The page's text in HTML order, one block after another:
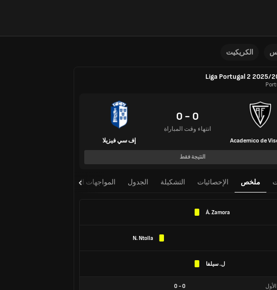
الكريكيت
Liga Portugal 2 2025/
Academico de
0 - 0
انتهاء وقت المباراة
إف سي فيزيلا
النتيجة فقط
ملخص الإحصائيات التشكيلة الجدول المواجهات المباشرة
Á. Zamora
N. Ntolla
ل. سيلفا
0
-
0